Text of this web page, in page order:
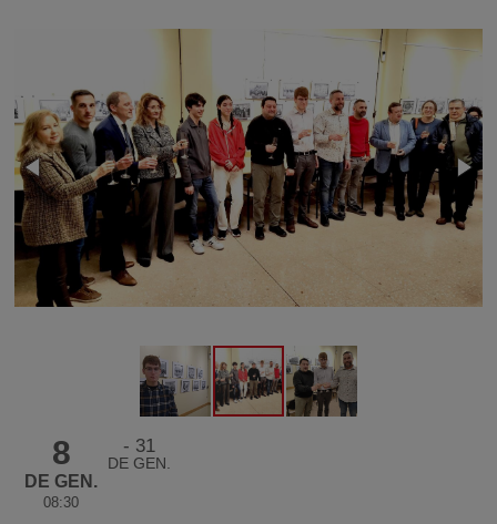
8
DE GEN.
08:30
31
DE GEN.